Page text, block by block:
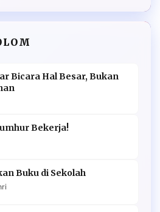
Bicara Hal Besar, Bukan
Bekerja!
Buku di Sekolah